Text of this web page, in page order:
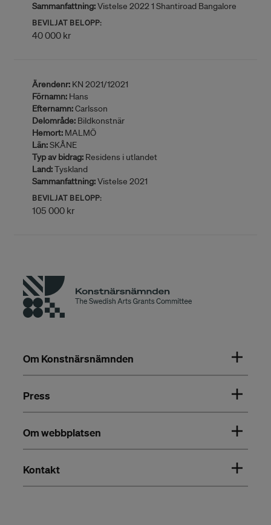
Sammanfattning:Vistelse 2022 1 Shantiroad Bangalore
BEVILJAT BELOPP:
40 000 kr
Ärendenr: KN 2021/12021
Förnamn: Hans
Efternamn:Carlsson
Delområde: Bildkonstnär
Hemort: MALMÖ
Län:SKÅNE
Typ av bidrag: Residens i utlandet
Land:Tyskland
Sammanfattning:Vistelse 2021
BEVILJAT BELOPP:
105 000 kr
Om Konstnärsnämnden
Press
Om webbplatsen
Kontakt